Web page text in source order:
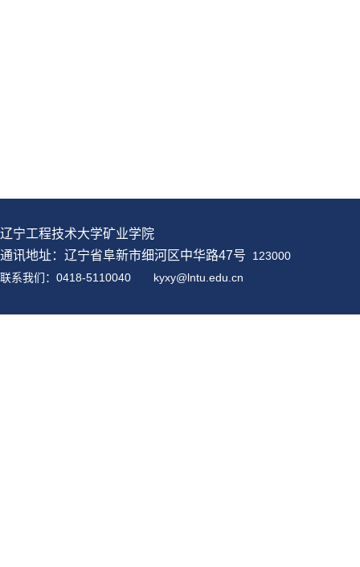
辽宁工程技术大学矿业学院
通讯地址：辽宁省阜新市细河区中华路47号 123000
联系我们：0418-5110040
kyxy@lntu.edu.cn